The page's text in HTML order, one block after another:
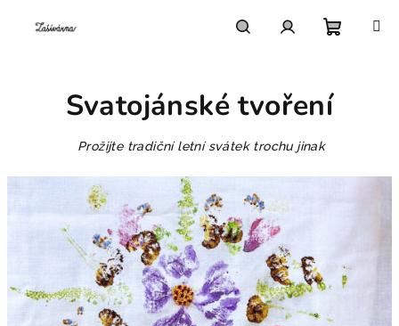
košík
Svatojánské tvoření
Prožijte tradiční letní svátek trochu jinak